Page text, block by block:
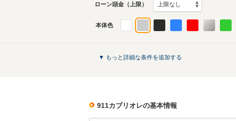
ローン頭金（上限）
本体色
▼ もっと詳細な条件を追加する
911カブリオレの基本情報